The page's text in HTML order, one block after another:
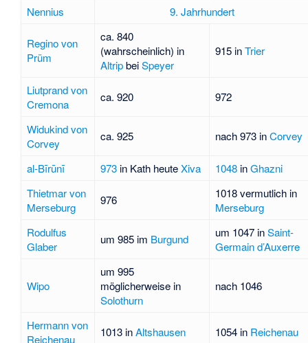
Nennius
9. Jahrhundert
Regino von
Prüm
ca. 840
(wahrscheinlich) in
AltripbeiSpeyer
915 inTrier
Liutprand von
Cremona
ca. 920 972
Widukind von
Corvey
ca. 925 nach 973 inCorvey
al-Bīrūnī 973in Kath heuteXiva 1048inGhazni
Thietmar von
Merseburg
976
1018 vermutlich in
Merseburg
Rodulfus
Glaber
um 985 im Burgund um 1047 inSaint-
Germain d’Auxerre
Wipo
um 995
möglicherweise in
Solothurn
nach 1046
Hermann von
Reichenau
1013 inAltshausen 1054 in Reichenau